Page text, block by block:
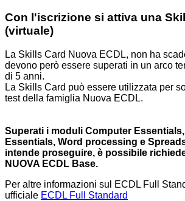
Con l'iscrizione si attiva una
(virtuale)
La Skills Card Nuova ECDL, non ha
devono però essere superati in un arco
di 5 anni.
La Skills Card può essere utilizzata per
test della famiglia Nuova ECDL.
Superati i moduli Computer
Essentials, Word processing e
intende proseguire, è possibile
NUOVA ECDL Base.
Per altre informazioni sul ECDL Full
ufficiale ECDL Full Standard